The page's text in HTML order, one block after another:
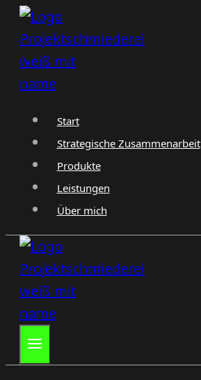
Zum
Inhalt
springen
Start
Strategische Zusammenarbeit
Produkte
Leistungen
Über mich